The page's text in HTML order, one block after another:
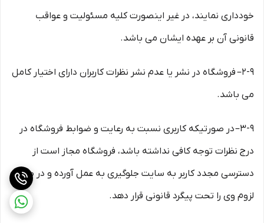
خودداری نمایند، در غیر اینصورت کلیه مسئولیت و عواقب
قانونی آن بر عهده ایشان می باشد.
۲-۹– فروشگاه در نشر یا عدم نشر نظرات کاربران دارای اختیار کامل
می باشد.
۳-۹– در صورتیکه کاربری نسبت به رعایت و ضوابط فروشگاه در
درج نظرات توجه کافی نداشته باشد، فروشگاه مجاز است از
دسترسی مجدد کاربر به سایت جلوگیری به عمل آورده و در صورت
لزوم وی را تحت پیگرد قانونی قرار دهد.